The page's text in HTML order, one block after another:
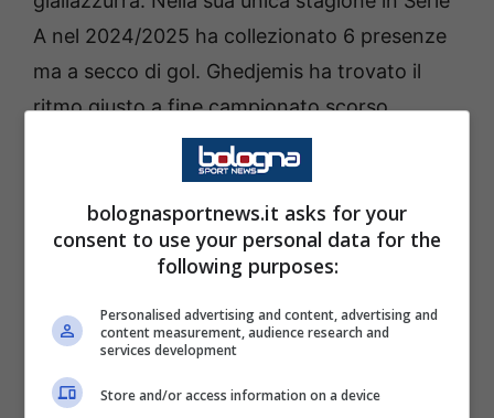
A nel 2024/2025 ha collezionato 6 presenze
ma a secco di gol. Ghedjemis ha trovato il
ritmo giusto a fine campionato scorso,
conquistandosi il premio di miglior giocatore
Per lui in questo inizio di stagione diSerie B
14 presenze, 5 gol e 2 assist, che gli sono
valsi il premio dimiglior giocatore del mese
di settembre. Questi ultimi rendimenti lo
hanno messo sotto la lente d’ingrandimento
bolognasportnews.it asks for your
consent to use your personal data for the
following purposes:
Personalised advertising and content, advertising and
content measurement, audience research and
services development
Store and/or access information on a device